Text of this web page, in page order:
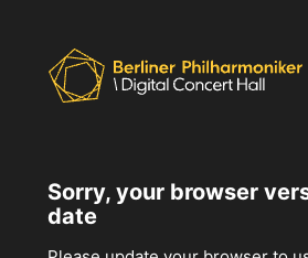
Sorry, your browser
date